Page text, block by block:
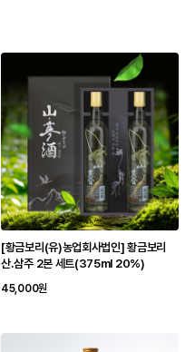
[황금보리(유)농업회사법인] 황금보리
산.삼주 2본 세트(375ml 20%)
45,000원